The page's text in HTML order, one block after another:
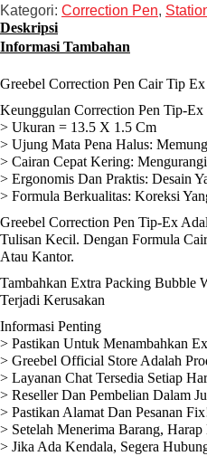
Kategori: Correction Pen,
Deskripsi
Informasi Tambahan
Greebel Correction Pen Cair Tip
Keunggulan Correction Pen Tip-Ex
> Ukuran = 13.5 X 1.5 Cm
> Ujung Mata Pena Halus:
> Cairan Cepat Kering:
> Ergonomis Dan Praktis: Desain
> Formula Berkualitas: Koreksi
Greebel Correction Pen Tip-Ex
Tulisan Kecil. Dengan Formula
Atau Kantor.
Tambahkan Extra Packing Bubble
Terjadi Kerusakan
Informasi Penting
> Pastikan Untuk Menambahkan
> Greebel Official Store Adalah
> Layanan Chat Tersedia Setiap
> Reseller Dan Pembelian Dalam
> Pastikan Alamat Dan Pesanan
> Setelah Menerima Barang,
> Jika Ada Kendala, Segera